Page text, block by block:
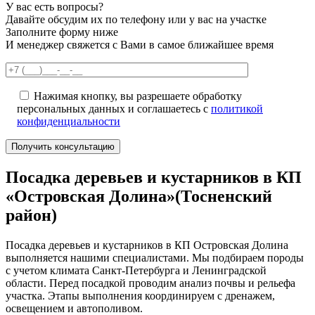
У вас есть вопросы?
Давайте обсудим их по телефону или у вас на участке
Заполните форму ниже
И менеджер свяжется с Вами в самое ближайшее время
Нажимая кнопку, вы разрешаете обработку
персональных данных и соглашаетесь с политикой
конфиденциальности
Посадка деревьев и кустарников в КП
«Островская Долина»(Тосненский
район)
Посадка деревьев и кустарников в КП Островская Долина
выполняется нашими специалистами. Мы подбираем породы
с учетом климата Санкт-Петербурга и Ленинградской
области. Перед посадкой проводим анализ почвы и рельефа
участка. Этапы выполнения координируем с дренажем,
освещением и автополивом.